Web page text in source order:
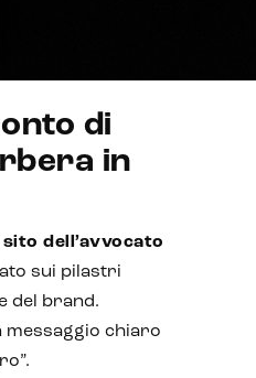
di
in
dell’avvocato
sui pilastri
del brand.
messaggio chiaro